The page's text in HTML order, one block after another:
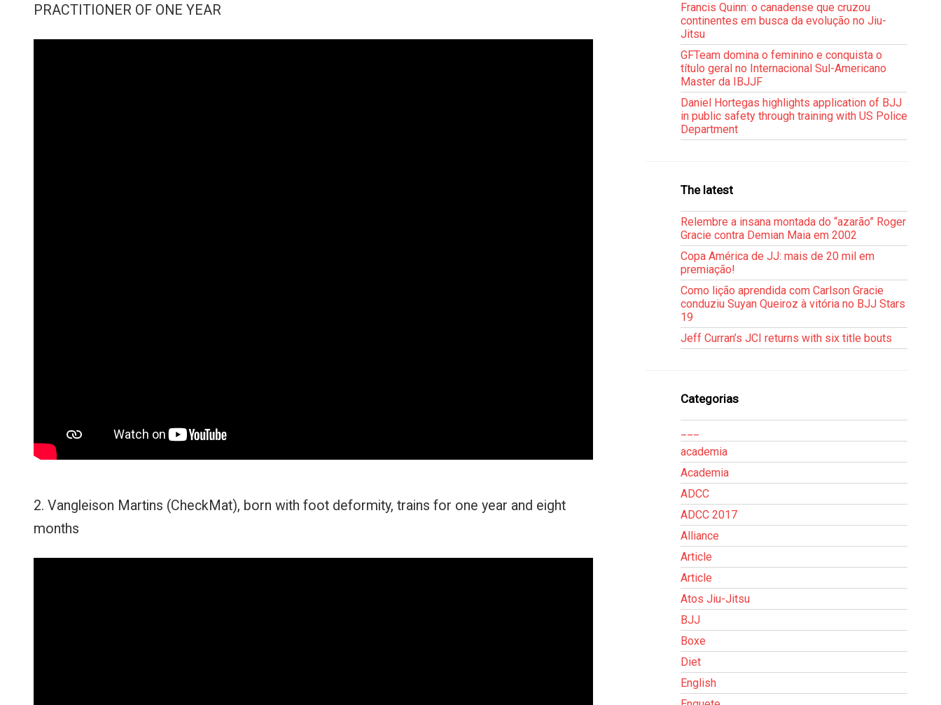
PRACTITIONER OF ONE YEAR
2. Vangleison Martins (CheckMat), born with foot deformity, trains for one year and eight
months
Francis Quinn: o canadense que cruzou
continentes em busca da evolução no Jiu-
Jitsu
GFTeam domina o feminino e conquista o
título geral no Internacional Sul-Americano
Master da IBJJF
Daniel Hortegas highlights application of BJJ
in public safety through training with US Police
Department
The latest
Relembre a insana montada do “azarão” Roger
Gracie contra Demian Maia em 2002
Copa América de JJ: mais de 20 mil em
premiação!
Como lição aprendida com Carlson Gracie
conduziu Suyan Queiroz à vitória no BJJ Stars
19
Jeff Curran’s JCI returns with six title bouts
Categorias
academia
Academia
ADCC
ADCC 2017
Alliance
Article
Article
Atos Jiu-Jitsu
BJJ
Boxe
Diet
English